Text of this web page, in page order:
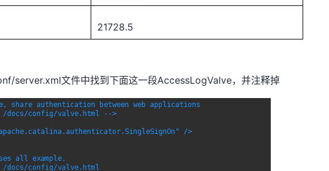
21728.5
server.xml文件中找到下面这一段AccessLogValve，并注释掉